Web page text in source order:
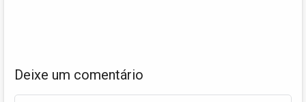
Deixe um comentário